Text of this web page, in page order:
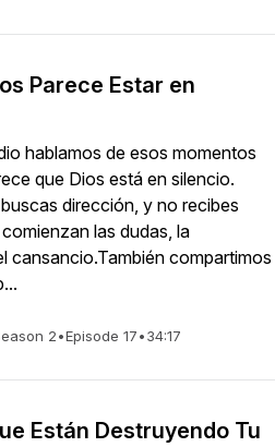
Parece Estar en
hablamos de esos momentos
que Dios está en silencio.
dirección, y no recibes
las dudas, la
cansancio.También compartimos
2•Episode 17•34:17
Están Destruyendo Tu